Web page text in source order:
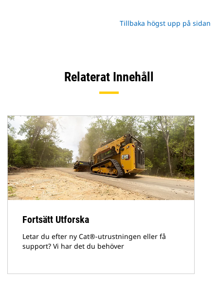
Tillbaka högst upp på sidan
Relaterat Innehåll
Fortsätt Utforska
Letar du efter ny Cat®-utrustningen eller få
support? Vi har det du behöver